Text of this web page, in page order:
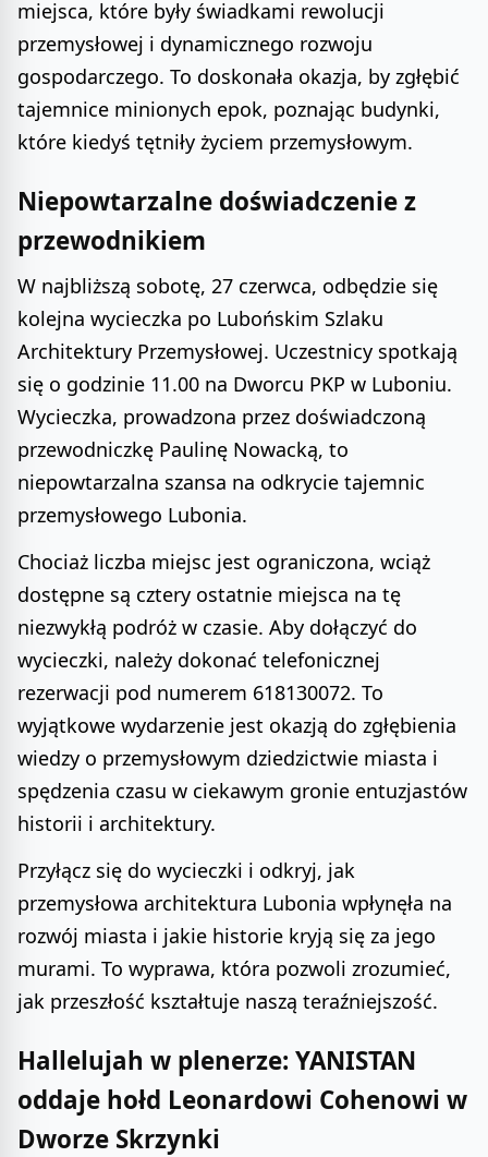
miejsca, które były świadkami rewolucji
przemysłowej i dynamicznego rozwoju
gospodarczego. To doskonała okazja, by zgłębić
tajemnice minionych epok, poznając budynki,
które kiedyś tętniły życiem przemysłowym.
Niepowtarzalne doświadczenie z
przewodnikiem
W najbliższą sobotę, 27 czerwca, odbędzie się
kolejna wycieczka po Lubońskim Szlaku
Architektury Przemysłowej. Uczestnicy spotkają
się o godzinie 11.00 na Dworcu PKP w Luboniu.
Wycieczka, prowadzona przez doświadczoną
przewodniczkę Paulinę Nowacką, to
niepowtarzalna szansa na odkrycie tajemnic
przemysłowego Lubonia.
Chociaż liczba miejsc jest ograniczona, wciąż
dostępne są cztery ostatnie miejsca na tę
niezwykłą podróż w czasie. Aby dołączyć do
wycieczki, należy dokonać telefonicznej
rezerwacji pod numerem 618130072. To
wyjątkowe wydarzenie jest okazją do zgłębienia
wiedzy o przemysłowym dziedzictwie miasta i
spędzenia czasu w ciekawym gronie entuzjastów
historii i architektury.
Przyłącz się do wycieczki i odkryj, jak
przemysłowa architektura Lubonia wpłynęła na
rozwój miasta i jakie historie kryją się za jego
murami. To wyprawa, która pozwoli zrozumieć,
jak przeszłość kształtuje naszą teraźniejszość.
Hallelujah w plenerze: YANISTAN
oddaje hołd Leonardowi Cohenowi w
Dworze Skrzynki